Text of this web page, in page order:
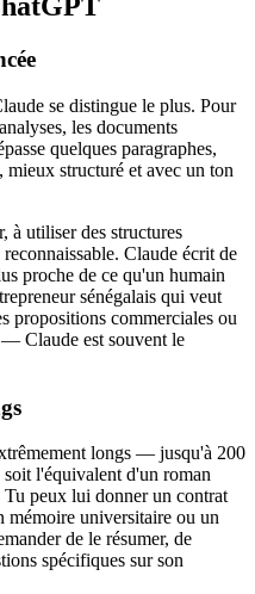
se distingue le plus. Pour
les documents
quelques paragraphes,
structuré et avec un ton
à utiliser des structures
Claude écrit de
proche de ce qu'un humain
sénégalais qui veut
propositions commerciales ou
Claude est souvent le
longs — jusqu'à 200
soit l'équivalent d'un roman
peux lui donner un contrat
mémoire universitaire ou un
de le résumer, de
spécifiques sur son